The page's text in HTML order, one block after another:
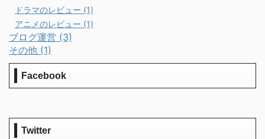
ドラマのレビュー (1)
アニメのレビュー (1)
ブログ運営 (3)
その他 (1)
Facebook
Twitter